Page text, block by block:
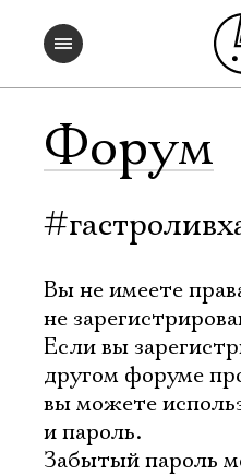
Форум
Вы не имеете
не
Если вы
другом форуме
вы можете
и пароль.
Забытый пароль